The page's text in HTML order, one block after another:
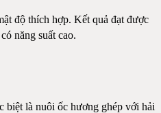
độ thích hợp. Kết quả đạt được
năng suất cao.
biệt là nuôi ốc hương ghép với hải